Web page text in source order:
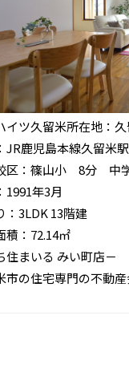
イツ久留米所在地：
JR鹿児島本線久留米
区：篠山小 8分 中
1991年3月
：3LDK 13階建
積：72.14㎡
住まいる みい町店－
市の住宅専門の不動